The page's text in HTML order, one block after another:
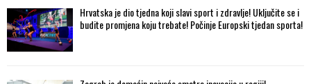
Hrvatska je dio tjedna koji slavi sport i zdravlje! Uključite se i
budite promjena koju trebate! Počinje Europski tjedan sporta!